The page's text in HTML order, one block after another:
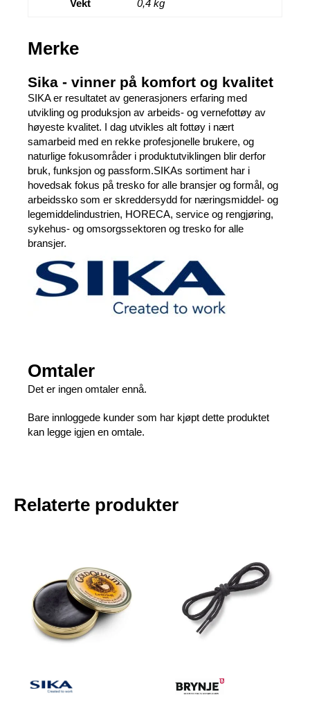
Vekt 0,4 kg
Merke
Sika - vinner på komfort og kvalitet
SIKA er resultatet av generasjoners erfaring med
utvikling og produksjon av arbeids- og vernefottøy av
høyeste kvalitet. I dag utvikles alt fottøy i nært
samarbeid med en rekke profesjonelle brukere, og
naturlige fokusområder i produktutviklingen blir derfor
bruk, funksjon og passform.SIKAs sortiment har i
hovedsak fokus på tresko for alle bransjer og formål, og
arbeidssko som er skreddersydd for næringsmiddel- og
legemiddelindustrien, HORECA, service og rengjøring,
sykehus- og omsorgssektoren og tresko for alle
bransjer.
Omtaler
Det er ingen omtaler ennå.
Bare innloggede kunder som har kjøpt dette produktet
kan legge igjen en omtale.
Relaterte produkter